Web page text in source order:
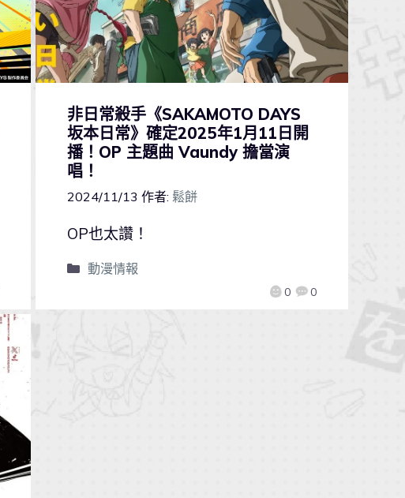
非日常殺手《SAKAMOTO DAYS
坂本日常》確定2025年1月11日開
播！OP 主題曲 Vaundy 擔當演
唱！
2024/11/13 作者: 鬆餅
0 0
OP也太讚！
動漫情報